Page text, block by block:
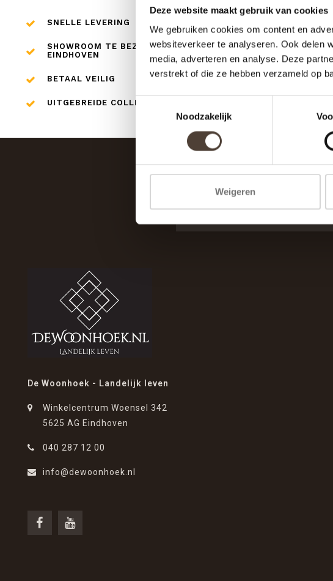
Deze website maakt gebruik van cookies
We gebruiken cookies om content en
websiteverkeer te analyseren. Ook delen
media, adverteren en analyse. Deze
verstrekt of die ze hebben verzameld op
Toestemmingsselectie
Noodzakelijk
Weigeren
SNELLE LEVERING
SHOWROOM TE BEZOEKEN IN
EINDHOVEN
BETAAL VEILIG
UITGEBREIDE COLLECTIE
De Woonhoek - Landelijk leven
Winkelcentrum Woensel 342
5625 AG Eindhoven
040 287 12 00
info@dewoonhoek.nl